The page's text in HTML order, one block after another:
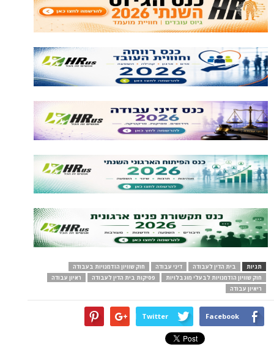
תגיות בית הדין לעבודה דיני עבודה
חוק שוויון הזדמנויות בעבודה
חוק שוויון הזדמנויות לבעלי מוגבלויות
פסיקות בית הדין לעבודה
ראיון עבודה
ריאיון עבודה
Facebook
Twitter